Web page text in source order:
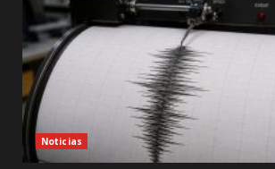
Noticias